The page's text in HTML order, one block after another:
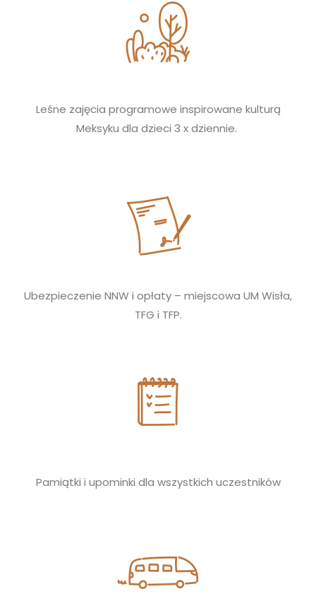
Leśne zajęcia programowe inspirowane kulturą
Meksyku dla dzieci 3 x dziennie.
Ubezpieczenie NNW i opłaty – miejscowa UM Wisła,
TFG i TFP.
Pamiątki i upominki dla wszystkich uczestników